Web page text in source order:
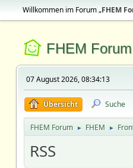
Willkommen im Forum „FHEM
FHEM Forum
07 August 2026, 08:34:13
Übersicht Suche
FHEM Forum ► FHEM ►
RSS